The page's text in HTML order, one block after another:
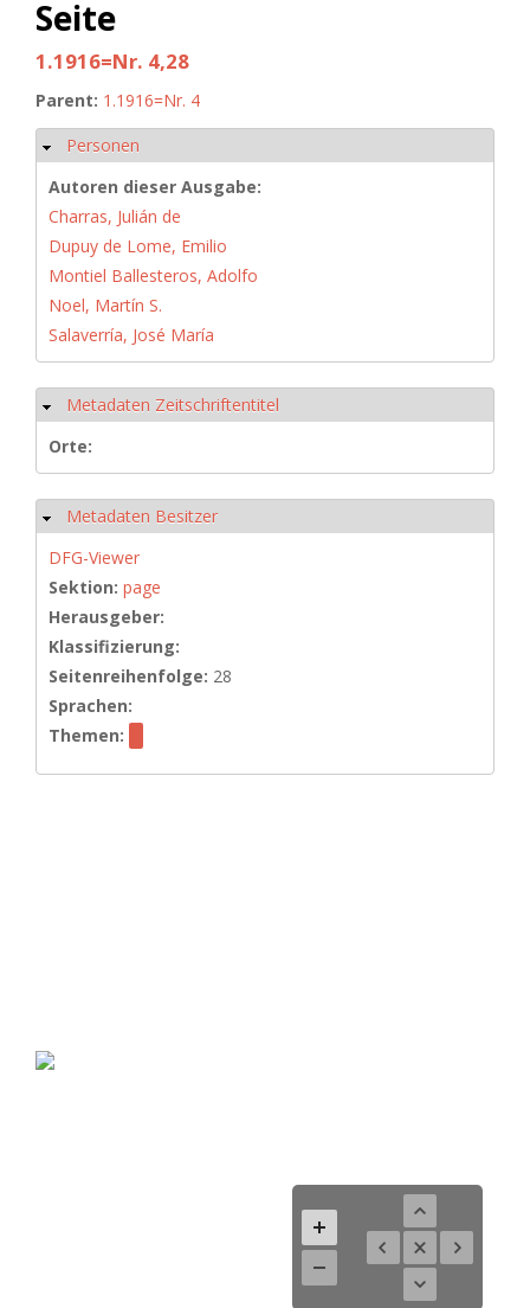
Seite
1.1916=Nr. 4,28
Parent: 1.1916=Nr. 4
Hide
Personen
Autoren dieser Ausgabe:
Charras, Julián de
Dupuy de Lome, Emilio
Montiel Ballesteros, Adolfo
Noel, Martín S.
Salaverría, José María
Hide
Metadaten Zeitschriftentitel
Orte:
Hide
Metadaten Besitzer
DFG-Viewer
Sektion: page
Herausgeber:
Klassifizierung:
Seitenreihenfolge: 28
Sprachen:
Themen: